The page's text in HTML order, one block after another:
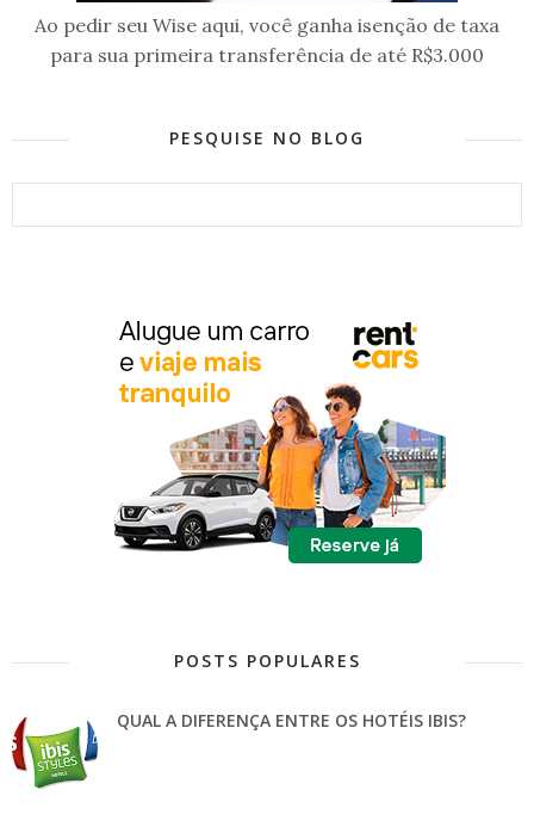
Ao pedir seu Wise aqui, você ganha isenção de taxa
para sua primeira transferência de até R$3.000
PESQUISE NO BLOG
POSTS POPULARES
QUAL A DIFERENÇA ENTRE OS HOTÉIS IBIS?